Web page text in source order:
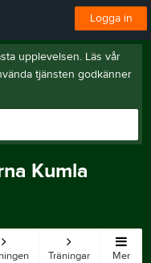
Logga in
upplevelsen. Läs vår
tjänsten godkänner
Kumla
Träningar Mer